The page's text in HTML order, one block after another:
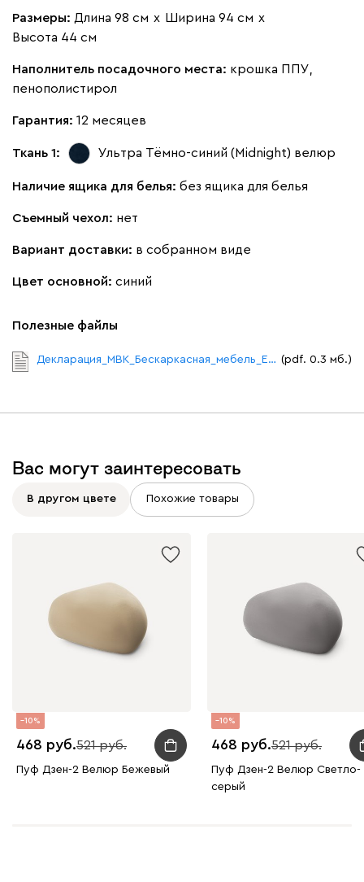
Размеры: Длина 98 см х Ширина 94 см х
Высота 44 см
Наполнитель посадочного места: крошка ППУ,
пенополистирол
Гарантия: 12 месяцев
Ткань 1: Ультра Тёмно-синий (Midnight) велюр
Наличие ящика для белья: без ящика для белья
Съемный чехол: нет
Вариант доставки: в собранном виде
Цвет основной: синий
Полезные файлы
Декларация_МВК_Бескаркасная_мебель_ЕАЭС_N_RU_Д_RU_PA01_B_до_24_04.pdf (pdf. 0.3 мб.)
Вас могут заинтересовать
В другом цвете Похожие товары
10
468 521
Пуф Дзен-2 Велюр Бежевый
10
468 521
Пуф Дзен-2 Велюр Светло-
серый